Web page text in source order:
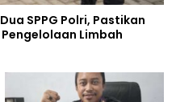
SPPG Polri, Pastikan
Limbah